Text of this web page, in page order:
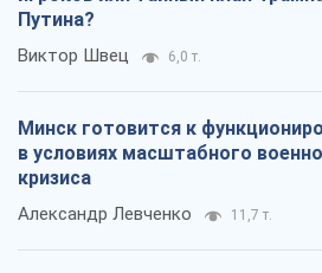
Путина?
Виктор Швец 6,0 т.
Минск готовится к
в условиях масштабного
кризиса
Александр Левченко 11,7 т.